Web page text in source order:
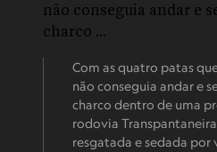
Com as quatro patas
não conseguia andar e
charco dentro de uma
rodovia
resgatada e sedada